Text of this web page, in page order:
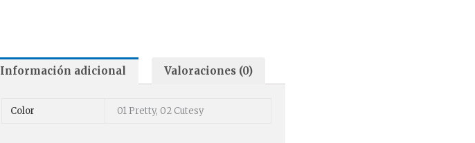
Información adicional Valoraciones (0)
Color 01 Pretty, 02 Cutesy